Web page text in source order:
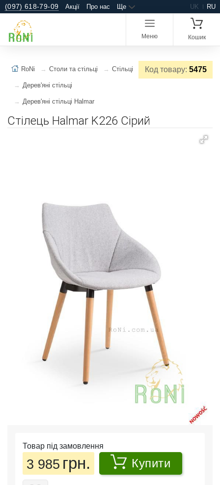
(097) 618-79-09 Акції Про нас Ще UK RU
Меню Кошик
Код товару: 5475
RoNi Столи та стільці Стільці
Дерев'яні стільці
Дерев'яні стільці Halmar
Стілець Halmar K226 Сірий
Товар під замовлення
3 985 грн. Купити